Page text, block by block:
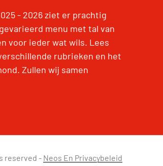
- 2026 ziet er prachtig
menu met tal van
voor ieder wat wils. Lees
rubrieken en het
Zullen wij samen
reserved - Neos En Privacybeleid